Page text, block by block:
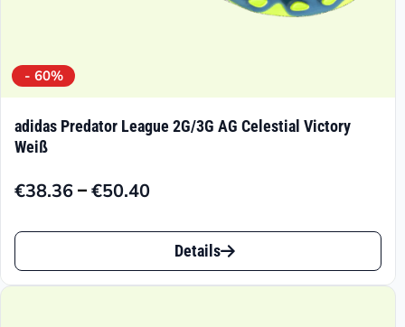
- 60%
adidas Predator League 2G/3G AG Celestial Victory
Weiß
€38.36–€50.40
Preisspanne:
€50.40
Dieses
Produkt
Details